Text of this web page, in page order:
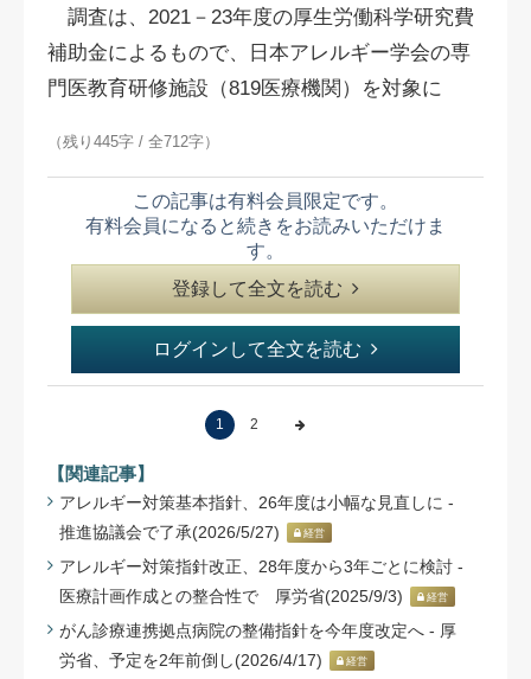
調査は、2021－23年度の厚生労働科学研究費
補助金によるもので、日本アレルギー学会の専
門医教育研修施設（819医療機関）を対象に
（残り445字 / 全712字）
この記事は有料会員限定です。
有料会員になると続きをお読みいただけま
す。
登録して全文を読む
ログインして全文を読む
1 2
【関連記事】
アレルギー対策基本指針、26年度は小幅な見直しに -
推進協議会で了承(2026/5/27)
経営
アレルギー対策指針改正、28年度から3年ごとに検討 -
医療計画作成との整合性で 厚労省(2025/9/3)
経営
がん診療連携拠点病院の整備指針を今年度改定へ - 厚
労省、予定を2年前倒し(2026/4/17)
経営